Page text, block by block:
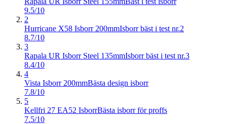
9.5/10
2
Hurricane X58 Isborr 200mmIsborr bäst i test nr.2
8.7/10
3
Rapala UR Isborr Steel 135mmIsborr bäst i test nr.3
8.4/10
4
Vista Isborr 200mmBästa design isborr
7.8/10
5
Kellfri 27 EA52 IsborrBästa isborr för proffs
7.5/10